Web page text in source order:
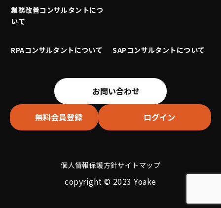
業務改善コンサルタントにつ
いて
RPAコンサルタントについて SAPコンサルタントについて
お問い合わせ
無料会員登録 ログイン
個人情報保護方針サイトマップ
copyright © 2023 Yoake